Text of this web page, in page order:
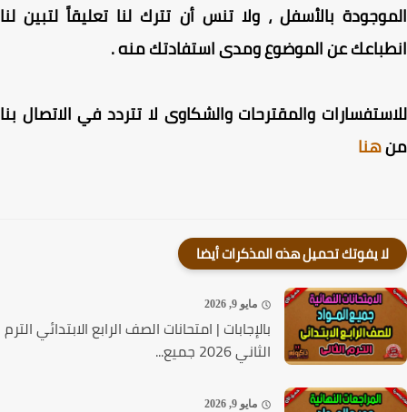
بالأسفل ، ولا تنس أن تترك لنا تعليقاً لتبين لنا
عن الموضوع ومدى استفادتك منه .
والمقترحات والشكاوى لا تتردد في الاتصال بنا
هنا
لا يفوتك تحميل هذه المذكرات أيضا
مايو 9, 2026
بالإجابات | امتحانات الصف الرابع الابتدائي الترم
الثاني 2026 جميع...
مايو 9, 2026